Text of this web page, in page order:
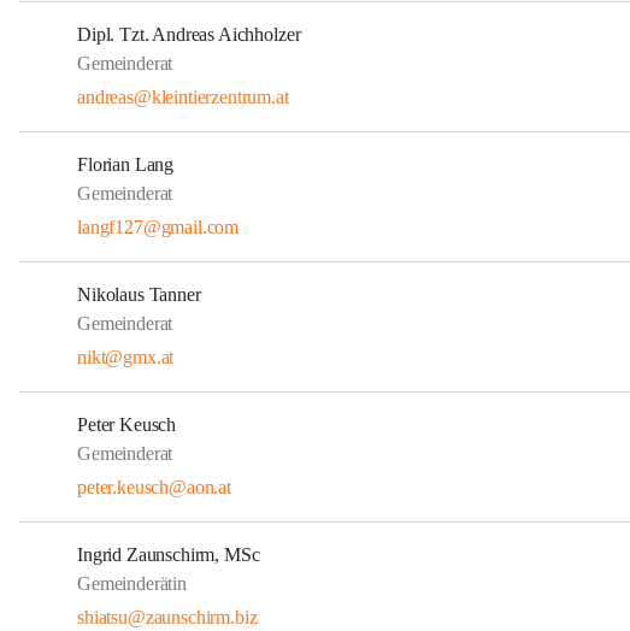
Dipl. Tzt. Andreas Aichholzer
Gemeinderat
andreas@kleintierzentrum.at
Florian Lang
Gemeinderat
langf127@gmail.com
Nikolaus Tanner
Gemeinderat
nikt@gmx.at
Peter Keusch
Gemeinderat
peter.keusch@aon.at
Ingrid Zaunschirm, MSc
Gemeinderätin
shiatsu@zaunschirm.biz